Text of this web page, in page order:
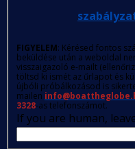
FIGYELEM: Kérésed fontos
beküldése után a weboldal
visszaigazoló e-mailt
töltsd ki ismét az űrlapot és
újbóli próbálkozásod is
mailen
3328-as telefonszámot.
If you are human,